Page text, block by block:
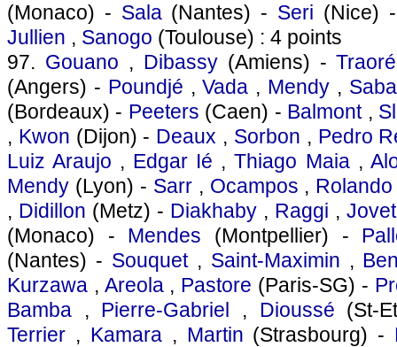
(Monaco) - Sala(Nantes) - Seri (Nice)
Jullien , Sanogo (Toulouse) : 4 points
97. Gouano , Dibassy(Amiens) -Traoré
(Angers) - Poundjé ,Vada , Mendy ,
(Bordeaux) - Peeters (Caen) - Balmont,
, Kwon (Dijon) - Deaux , Sorbon , Pedro
Luiz Araujo , Edgar Ié ,Thiago Maia,
Mendy (Lyon) - Sarr, Ocampos , Rolando
, Didillon (Metz) - Diakhaby , Raggi ,
(Monaco) - Mendes (Montpellier) -
(Nantes) - Souquet, Saint-Maximin ,
Kurzawa , Areola, Pastore (Paris-SG) -
Bamba , Pierre-Gabriel , Dioussé (St-
Terrier , Kamara, Martin (Strasbourg) -